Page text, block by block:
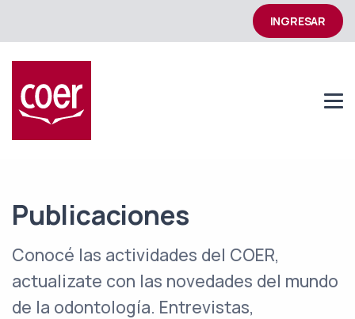
INGRESAR
Publicaciones
Conocé las actividades del COER,
actualizate con las novedades del mundo
de la odontología. Entrevistas,